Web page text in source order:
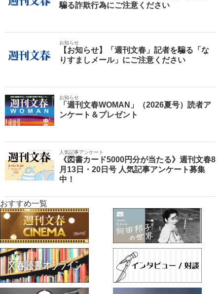
騙る詐欺行為にご注意ください
お知らせ
【お知らせ】「週刊文春」記者を騙る「な
りすましメール」にご注意ください
お知らせ
「週刊文春WOMAN」（2026夏号）読者ア
ンケート＆プレゼント
人気記事アンケート
《図書カード5000円分が当たる》週刊文春8
月13日・20日号 人気記事アンケート募集
中！
おすすめ一覧